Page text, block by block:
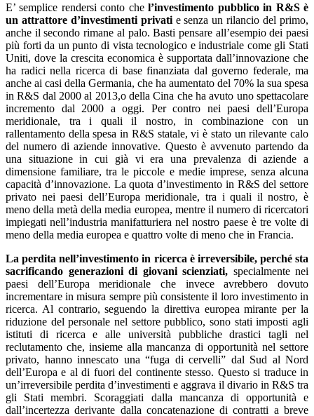
E’ semplice rendersi conto chel’investimento pubblico in R&S è
un attrattore d’investimenti privatie senza un rilancio del primo,
anche il secondo rimane al palo. Basti pensare all’esempio dei paesi
più forti da un punto di vista tecnologico e industriale come gli Stati
Uniti, dove la crescita economica è supportata dall’innovazione che
ha radici nella ricerca di base finanziata dal governo federale, ma
anche ai casi della Germania, che ha aumentato del 70% la sua spesa
in R&S dal 2000 al 2013,o della Cina che ha avuto uno spettacolare
incremento dal 2000 a oggi. Per contro nei paesi dell’Europa
meridionale, tra i quali il nostro, in combinazione con un
rallentamento della spesa in R&S statale, vi è stato un rilevante calo
del numero di aziende innovative. Questo è avvenuto partendo da
una situazione in cui già vi era una prevalenza di aziende a
dimensione familiare, tra le piccole e medie imprese, senza alcuna
capacità d’innovazione. La quota d’investimento in R&S del settore
privato nei paesi dell’Europa meridionale, tra i quali il nostro, è
meno della metà della media europea, mentre il numero di ricercatori
impiegati nell’industria manifatturiera nel nostro paese è tre volte di
meno della media europea e quattro volte di meno che in Francia.
La perdita nell’investimento in ricerca è irreversibile, perché sta
sacrificando generazioni di giovani scienziati, specialmente nei
paesi dell’Europa meridionale che invece avrebbero dovuto
incrementare in misura sempre più consistente il loro investimento in
ricerca. Al contrario, seguendo la direttiva europea mirante per la
riduzione del personale nel settore pubblico, sono stati imposti agli
istituti di ricerca e alle università pubbliche drastici tagli nel
reclutamento che, insieme alla mancanza di opportunità nel settore
privato, hanno innescato una “fuga di cervelli” dal Sud al Nord
dell’Europa e al di fuori del continente stesso. Questo si traduce in
un’irreversibile perdita d’investimenti e aggrava il divario in R&S tra
gli Stati membri. Scoraggiati dalla mancanza di opportunità e
dall’incertezza derivante dalla concatenazione di contratti a breve